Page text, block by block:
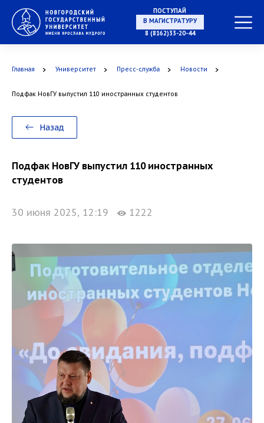
ПОСТУПАЙ
В МАГИСТРАТУРУ
8 (8162)33-20-44
Главная Университет Пресс-служба Новости
Подфак НовГУ выпустил 110 иностранных студентов
Назад
Подфак НовГУ выпустил 110 иностранных
студентов
30 июня 2025, 12:19 1222